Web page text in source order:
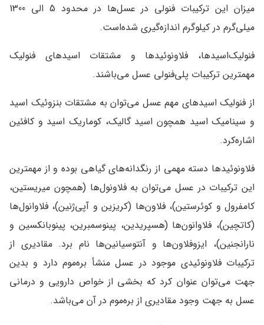
میزان این ترکیبات فنولی در عسل‌ها در محدود 5 الی 1300
میلی‌گرم در کیلوگرم اندازه‌گیری شده‌است.
فنولیک‌اسیدها، فلاونوئیدها و مشتقات اسیدهای فنولیک
مهمترین ترکیبات پلی‌فنولی عسل می‌باشند.
از فنولیک اسیدهای مهم عسل می‌توان به مشتقات بنزوئیک اسید
و سینامیک اسید همچون اسید گالیک، کوماریک اسید و کافئین
اشاره‌کرد.
فلاونوئیدها دسته مهمی از رنگدانه‌های گیاهی بوده و از مهمترین
این ترکیبات در عسل می‌توان به فلاونول‌ها (همچون میریستین،
کامفرول و کوئرستين)، فلاون‌ها (کریزین و آپی‌ژنین)، فلاوانول‌ها
(کاتچین)، فلاوانون‌ها (هسپریدین، پینوسمبرین، پینوبانکسین و
نارانجنین)، ایزوفلاون‌ها و آنتوسیانین‌ها نام برد. مقادیری از
ترکیبات فلاونوئیدی موجود در عسل منشأ بره‌موم دارد و بدین
جهت می‌توان عنوان کرد که بخشی از خواص دارویی و درمانی
عسل به جهت وجود مقادیری از بره‌موم در آن می‌باشد.